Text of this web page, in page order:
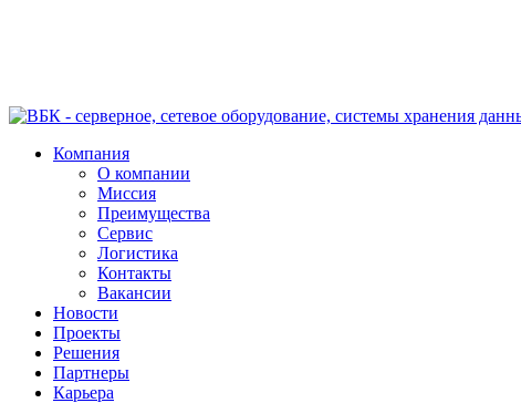
Компания
О компании
Миссия
Преимущества
Сервис
Логистика
Контакты
Вакансии
Новости
Проекты
Решения
Партнеры
Карьера